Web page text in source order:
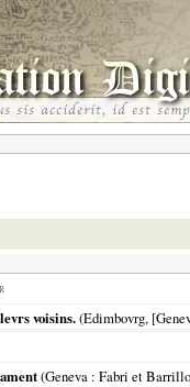
voisins.(Edimbovrg,
(Geneva : Fabri et